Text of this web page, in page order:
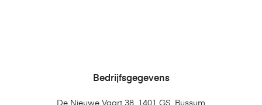
Bedrijfsgegevens
De Nieuwe Vaart 38, 1401 GS, Bussum